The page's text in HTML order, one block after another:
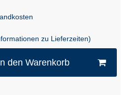
zu Lieferzeiten)
den Warenkorb